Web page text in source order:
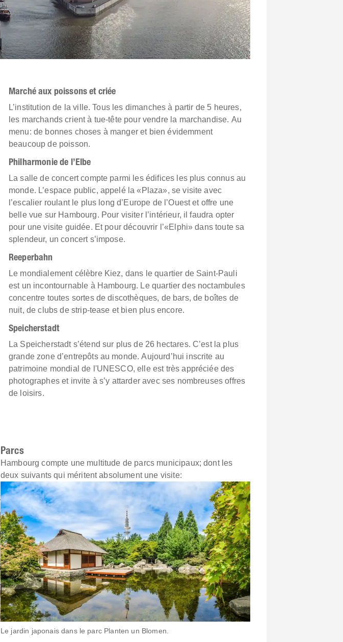
Marché aux poissons et criée
L’institution de la ville. Tous les dimanches à partir de 5 heures,
les marchands crient à tue-tête pour vendre la marchandise. Au
menu: de bonnes choses à manger et bien évidemment
beaucoup de poisson.
Philharmonie de l’Elbe
La salle de concert compte parmi les édifices les plus connus au
monde. L’espace public, appelé la «Plaza», se visite avec
l’escalier roulant le plus long d’Europe de l’Ouest et offre une
belle vue sur Hambourg. Pour visiter l’intérieur, il faudra opter
pour une visite guidée. Et pour découvrir l’«Elphi» dans toute sa
splendeur, un concert s’impose.
Reeperbahn
Le mondialement célèbre Kiez, dans le quartier de Saint-Pauli
est un incontournable à Hambourg. Le quartier des noctambules
concentre toutes sortes de discothèques, de bars, de boîtes de
nuit, de clubs de strip-tease et bien plus encore.
Speicherstadt
La Speicherstadt s’étend sur plus de 26 hectares. C’est la plus
grande zone d’entrepôts au monde. Aujourd’hui inscrite au
patrimoine mondial de l'UNESCO, elle est très appréciée des
photographes et invite à s’y attarder avec ses nombreuses offres
de loisirs.
Parcs
Hambourg compte une multitude de parcs municipaux; dont les
deux suivants qui méritent absolument une visite:
Le jardin japonais dans le parc Planten un Blomen.